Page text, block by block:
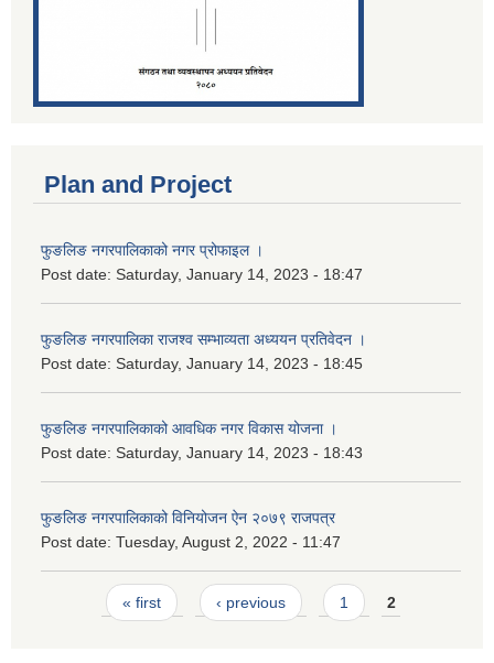
Plan and Project
फुङलिङ नगरपालिकाको नगर प्रोफाइल ।
Post date: Saturday, January 14, 2023 - 18:47
फुङलिङ नगरपालिका राजश्व सम्भाव्यता अध्ययन प्रतिवेदन ।
Post date: Saturday, January 14, 2023 - 18:45
फुङलिङ नगरपालिकाको आवधिक नगर विकास योजना ।
Post date: Saturday, January 14, 2023 - 18:43
फुङलिङ नगरपालिकाको विनियोजन ऐन २०७९ राजपत्र
Post date: Tuesday, August 2, 2022 - 11:47
Pages« first ‹ previous 1 2